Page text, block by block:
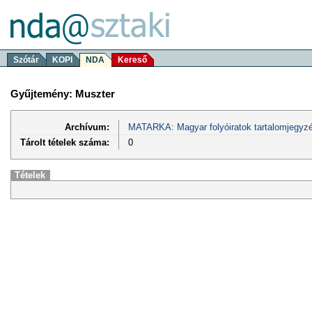
Szótár KOPI NDA Kereső
Gyűjtemény: Muszter
Archívum:
MATARKA: Magyar folyóiratok
Tárolt tételek száma:
0
Tételek